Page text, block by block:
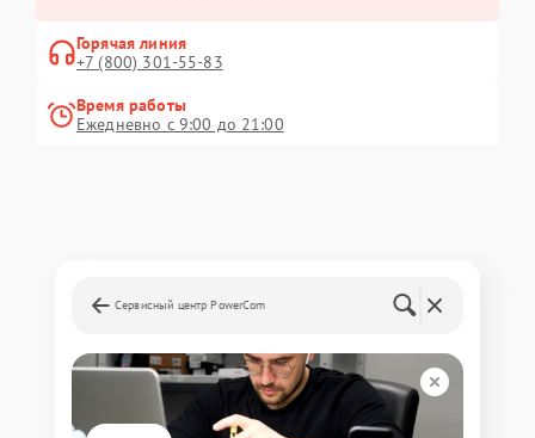
Горячая линия
+7 (800) 301-55-83
Время работы
Ежедневно с 9:00 до 21:00
Сервисный центр PowerCom